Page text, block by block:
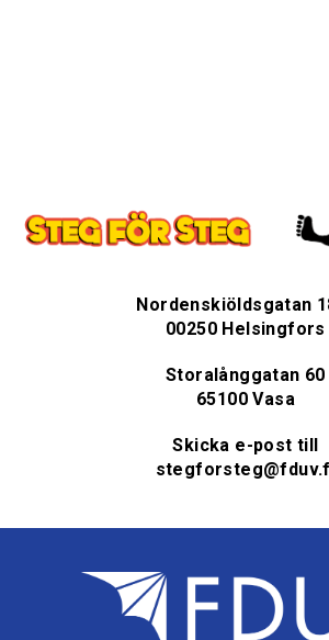
Nordenskiöldsgatan
00250 Helsingfors
Storalånggatan 60
65100 Vasa
Skicka e-post till